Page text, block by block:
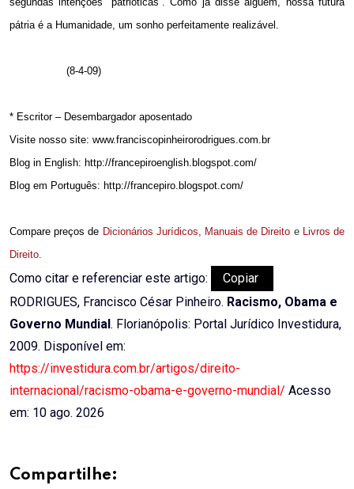
pátria é a Humanidade, um sonho perfeitamente realizável.
(8-4-09)
* Escritor – Desembargador aposentado
Visite nosso site: www.franciscopinheirorodrigues.com.br
Blog in English: http://francepiroenglish.blogspot.com/
Blog em Português: http://francepiro.blogspot.com/
Compare preços de Dicionários Jurídicos, Manuais de Direito e Livros de
Direito.
Como citar e referenciar este artigo:
Copiar
RODRIGUES, Francisco César Pinheiro. Racismo, Obama e
Governo Mundial . Florianópolis: Portal Jurídico Investidura,
2009. Disponível em:
https://investidura.com.br/artigos/direito-
internacional/racismo-obama-e-governo-mundial/ Acesso
em: 10 ago. 2026
Compartilhe: